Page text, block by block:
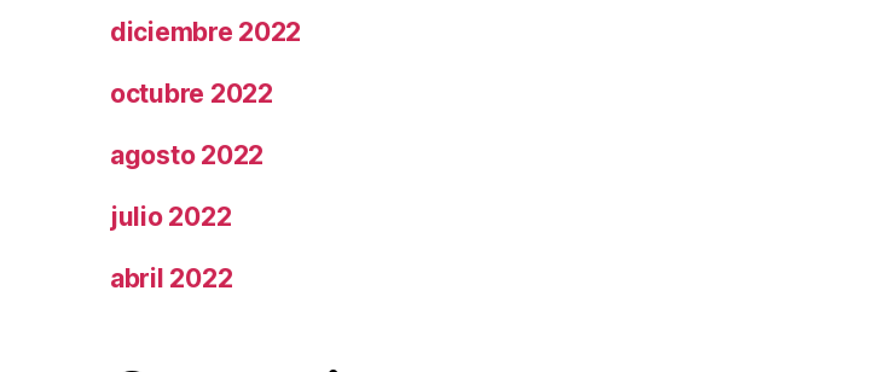
diciembre 2022
octubre 2022
agosto 2022
julio 2022
abril 2022